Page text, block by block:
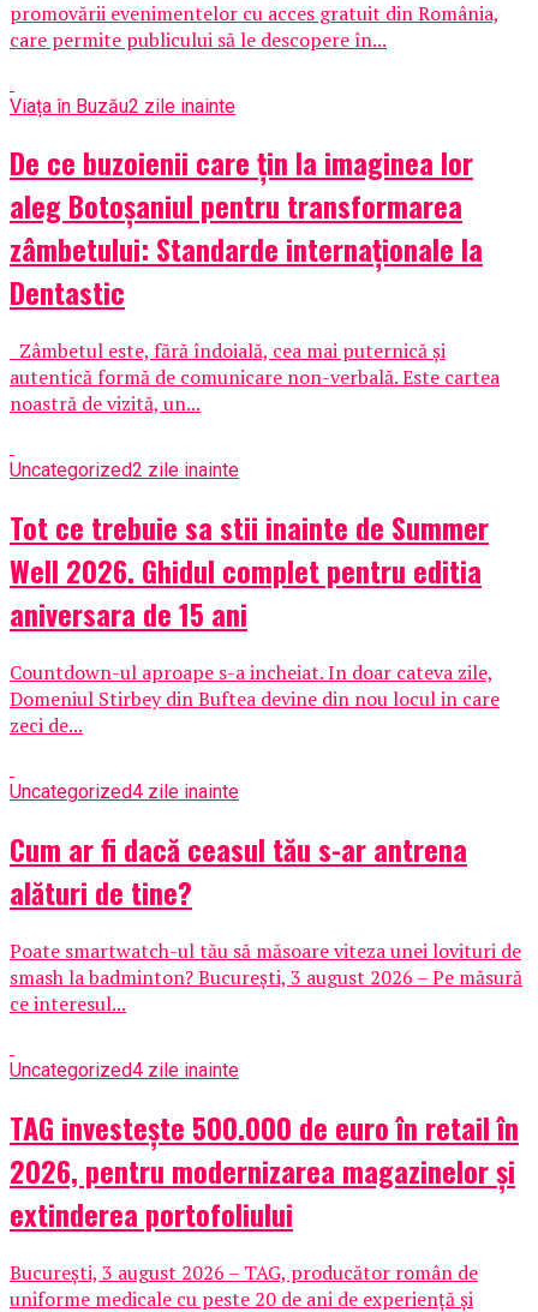
promovării evenimentelor cu acces gratuit din România,
care permite publicului să le descopere în...
Viața în Buzău2 zile inainte
De ce buzoienii care țin la imaginea lor
aleg Botoșaniul pentru transformarea
zâmbetului: Standarde internaționale la
Dentastic
Zâmbetul este, fără îndoială, cea mai puternică și
autentică formă de comunicare non-verbală. Este cartea
noastră de vizită, un...
Uncategorized2 zile inainte
Tot ce trebuie sa stii inainte de Summer
Well 2026. Ghidul complet pentru editia
aniversara de 15 ani
Countdown-ul aproape s-a incheiat. In doar cateva zile,
Domeniul Stirbey din Buftea devine din nou locul in care
zeci de...
Uncategorized4 zile inainte
Cum ar fi dacă ceasul tău s-ar antrena
alături de tine?
Poate smartwatch-ul tău să măsoare viteza unei lovituri de
smash la badminton? București, 3 august 2026 – Pe măsură
ce interesul...
Uncategorized4 zile inainte
TAG investește 500.000 de euro în retail în
2026, pentru modernizarea magazinelor și
extinderea portofoliului
București, 3 august 2026 – TAG, producător român de
uniforme medicale cu peste 20 de ani de experiență și